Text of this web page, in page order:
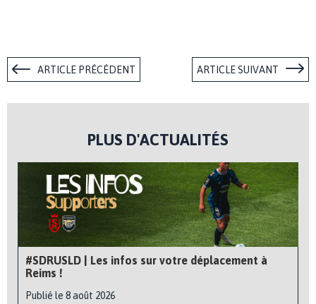
ARTICLE PRÉCÉDENT ARTICLE SUIVANT
PLUS D'ACTUALITÉS
#SDRUSLD | Les infos sur votre déplacement à
Reims !
Publié le 8 août 2026